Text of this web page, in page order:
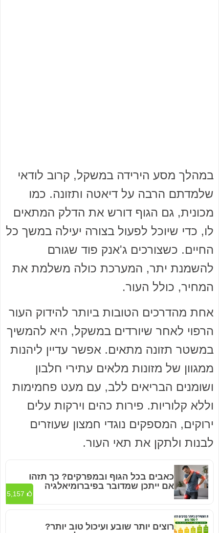
במהלך מסע הירידה במשקל, קרוב לודאי
שלמדתם הרבה על דיאטה ותזונה. כמו
מכונית, גם הגוף דורש את הדלק המתאים
לו, כדי שיוכל לפעול בצורה יעילה במשך כל
החיים. כשצורכים ג'אנק פוד שגורם
להשמנת יתר, המערכת כולה משלמת את
המחיר, כולל העור.
אחת מהדרכים הטובות ביותר להידוק העור
הרפוי לאחר שיורדים במשקל, היא להמשיך
במשטר תזונה מתאים. אפשר עדיין ליהנות
ממגוון של מזונות מלאים עתירי חלבון
ושומנים הבריאים ללב, עם מעט פחמימות
וללא קלוריות. פירות כהים וירקות עלים
ירוקים, המספקים נוגדי חמצון שעוזרים
לבנות ולתקן את תאי העור.
כאבים בכל הגוף ובמפרקים? כך תזהו
אם ייתכן שמדובר בפיברומיאלגיה
5,157
רוצים יותר שובע ועיכול טוב יותר?